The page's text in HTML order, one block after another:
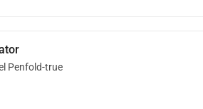
Penfold-true